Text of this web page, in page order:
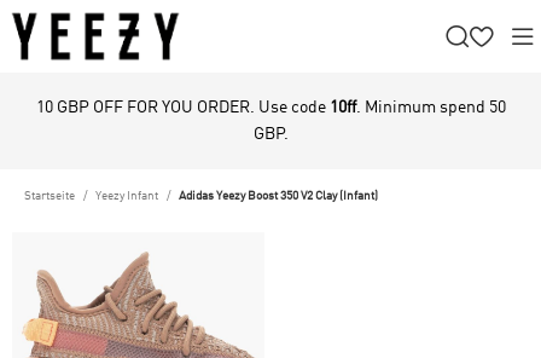
10 GBP OFF FOR YOU ORDER. Use code 10ff. Minimum spend 50
GBP.
Startseite Yeezy Infant Adidas Yeezy Boost 350 V2 Clay (Infant)